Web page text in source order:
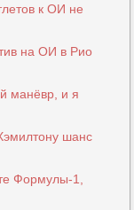
к ОИ не
на ОИ в Рио
манёвр, и я
шанс
Формулы-1,